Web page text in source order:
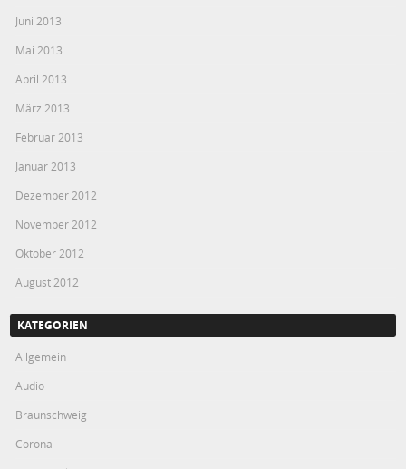
Juni 2013
Mai 2013
April 2013
März 2013
Februar 2013
Januar 2013
Dezember 2012
November 2012
Oktober 2012
August 2012
KATEGORIEN
Allgemein
Audio
Braunschweig
Corona